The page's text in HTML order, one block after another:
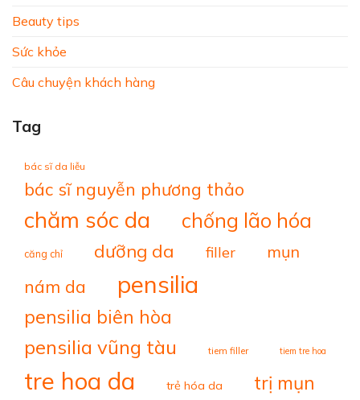
Beauty tips
Sức khỏe
Câu chuyện khách hàng
Tag
bác sĩ da liễu
bác sĩ nguyễn phương thảo
chăm sóc da chống lão hóa
căng chỉ dưỡng da filler mụn
nám da pensilia
pensilia biên hòa
pensilia vũng tàu tiem filler tiem tre hoa
tre hoa da trẻ hóa da trị mụn